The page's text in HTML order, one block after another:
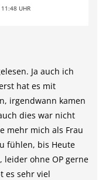
UHR
Ja auch ich
hat es mit
irgendwann kamen
dies war nicht
mehr mich als Frau
fühlen, bis Heute
leider ohne OP gerne
es sehr viel